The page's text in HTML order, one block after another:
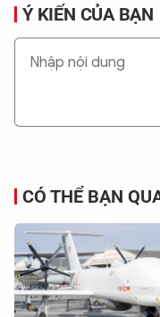
Ý KIẾN CỦA BẠN
CÓ THỂ BẠN